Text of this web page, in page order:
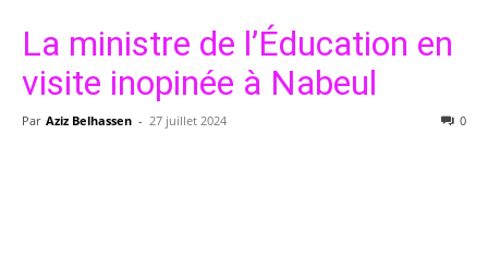
La ministre de l’Éducation en
visite inopinée à Nabeul
Par Aziz Belhassen - 27 juillet 2024 0